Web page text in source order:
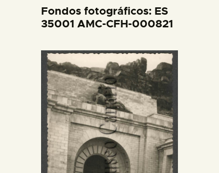
DIDÁCTICA
PREPARAR LA VISITA
ACTIVIDADES
█
EL MUSEO
Fondos fotográficos: ES
35001 AMC-CFH-000821